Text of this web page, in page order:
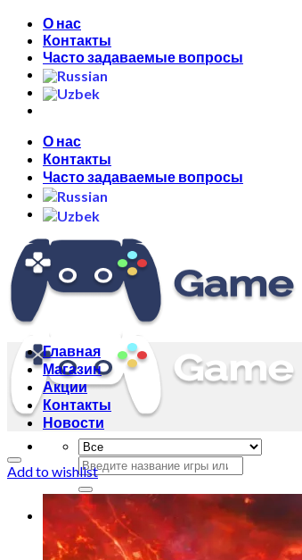
Skip
content
О нас
Контакты
Часто задаваемые вопросы
О нас
Контакты
Часто задаваемые вопросы
Искать:
Искать:
Главная
Магазин
Акции
Контакты
Новости
Add to wishlist